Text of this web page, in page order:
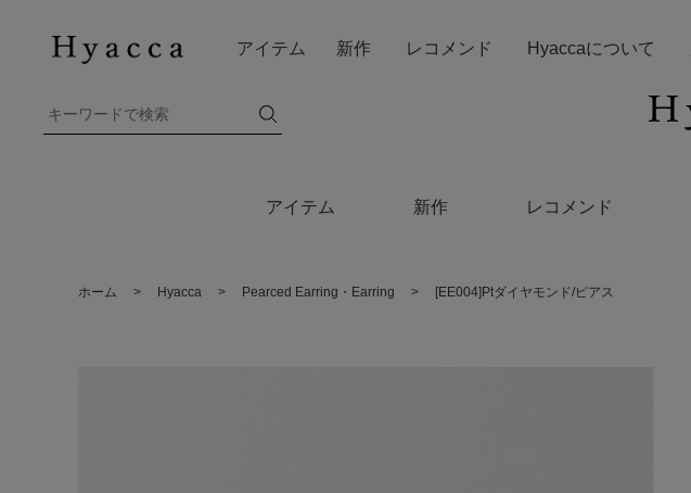
アイテム 新作 レコメンド
アイテム 新作 レコメンド Hyaccaについて
ホーム > Hyacca > Pearced Earring・Earring > [EE004]Ptダイヤモンド/ピアス